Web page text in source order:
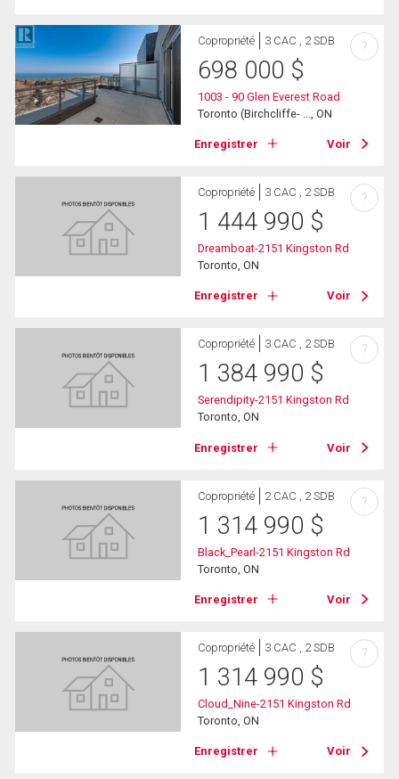
Copropriété 3 CAC , 2 SDB
698 000 $
1003 - 90 Glen Everest Road
Toronto (Birchcliffe- ..., ON
Enregistrer Voir
?
Copropriété 3 CAC , 2 SDB
1 444 990 $
Dreamboat-2151 Kingston Rd
Toronto, ON
Enregistrer Voir
?
Copropriété 3 CAC , 2 SDB
1 384 990 $
Serendipity-2151 Kingston Rd
Toronto, ON
Enregistrer Voir
?
Copropriété 2 CAC , 2 SDB
1 314 990 $
Black_Pearl-2151 Kingston Rd
Toronto, ON
Enregistrer Voir
?
Copropriété 3 CAC , 2 SDB
1 314 990 $
Cloud_Nine-2151 Kingston Rd
Toronto, ON
Enregistrer Voir
?